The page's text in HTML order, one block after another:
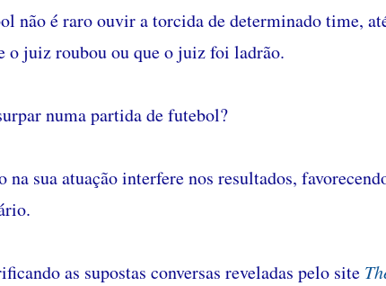
não é raro ouvir a torcida de determinado time,
o juiz roubou ou que o juiz foi ladrão.
numa partida de futebol?
na sua atuação interfere nos resultados,
as supostas conversas reveladas pelo site